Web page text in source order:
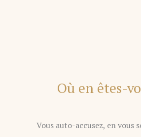
Où en êtes-
Vous auto-accusez, en vous